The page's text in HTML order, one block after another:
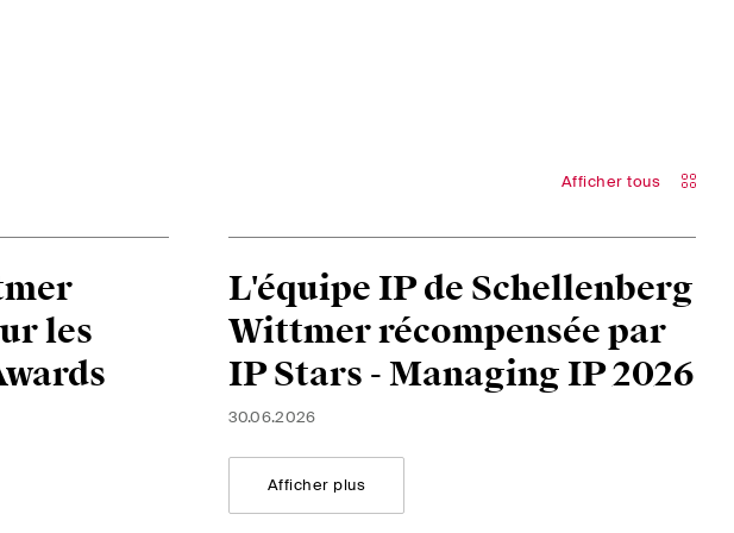
Afficher tous
les
L'équipe IP de Schellenberg
Wittmer récompensée par
IP Stars - Managing IP 2026
30.06.2026
Afficher plus